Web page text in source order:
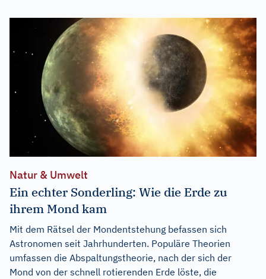
Natur & Umwelt
Ein echter Sonderling: Wie die Erde zu
ihrem Mond kam
Mit dem Rätsel der Mondentstehung befassen sich
Astronomen seit Jahrhunderten. Populäre Theorien
umfassen die Abspaltungstheorie, nach der sich der
Mond von der schnell rotierenden Erde löste, die